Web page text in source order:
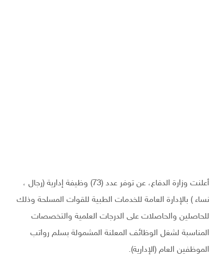
أعلنت وزارة الدفاع، عن توفر عدد (73) وظيفة إدارية (رجال ،
نساء ) بالإدارة العامة للخدمات الطبية للقوات المسلحة وذلك
للحاصلين والحاصلات على الدرجات العلمية والتخصصات
المناسبة لشغل الوظائف المعلنة المشمولة بسلم رواتب
الموظفين العام (الإدارية).